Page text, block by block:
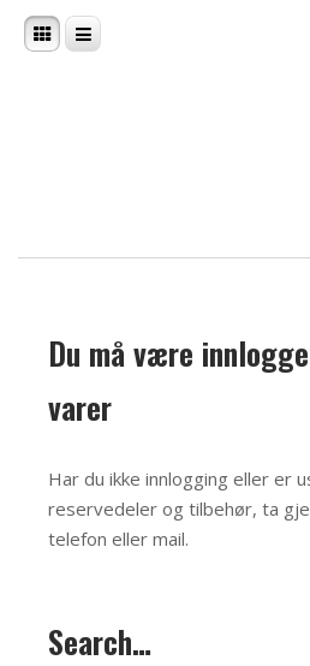
Du må være
varer
Har du ikke innlogging eller er
reservedeler og tilbehør, ta
telefon eller mail.
Search…